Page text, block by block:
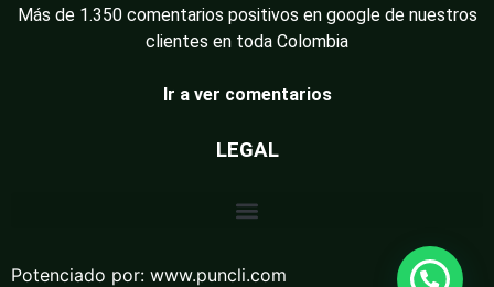
Más de 1.350 comentarios positivos en google de nuestros
clientes en toda Colombia
Ir a ver comentarios
LEGAL
Potenciado por: www.puncli.com
Guasapiemos pues